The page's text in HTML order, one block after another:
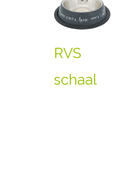
RVS
schaal